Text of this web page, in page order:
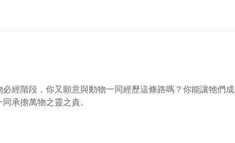
必經階段，你又願意與動物一同經歷這條路嗎？你能讓牠們
承擔萬物之靈之責。